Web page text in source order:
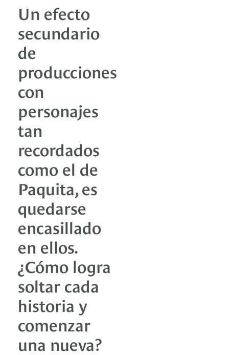
Un efecto
secundario
de
producciones
con
personajes
tan
recordados
como el de
Paquita, es
quedarse
encasillado
en ellos.
¿Cómo logra
soltar cada
historia y
comenzar
una nueva?